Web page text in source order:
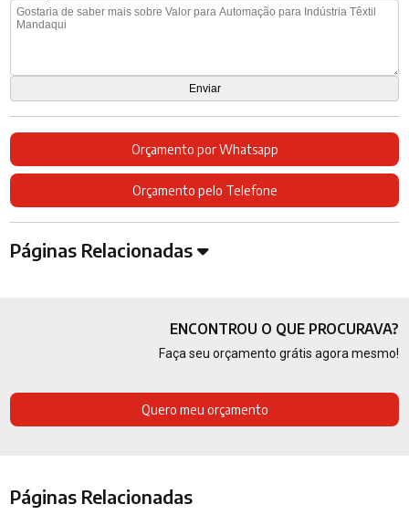
Orçamento por Whatsapp
Orçamento pelo Telefone
Páginas Relacionadas
ENCONTROU O QUE PROCURAVA?
Faça seu orçamento grátis agora mesmo!
Quero meu orçamento
Páginas Relacionadas